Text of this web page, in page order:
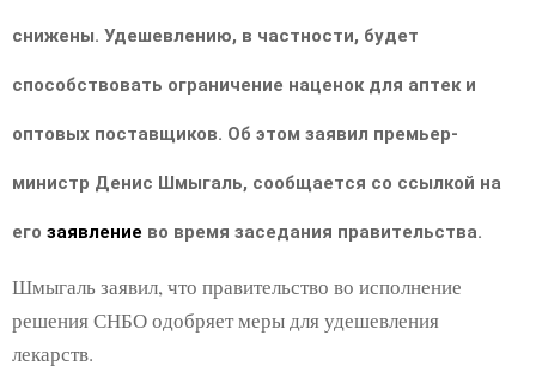
снижены. Удешевлению, в частности, будет
способствовать ограничение наценок для аптек и
оптовых поставщиков. Об этом заявил премьер-
министр Денис Шмыгаль, сообщается со ссылкой на
его заявление во время заседания правительства.
Шмыгаль заявил, что правительство во исполнение
решения СНБО одобряет меры для удешевления
лекарств.